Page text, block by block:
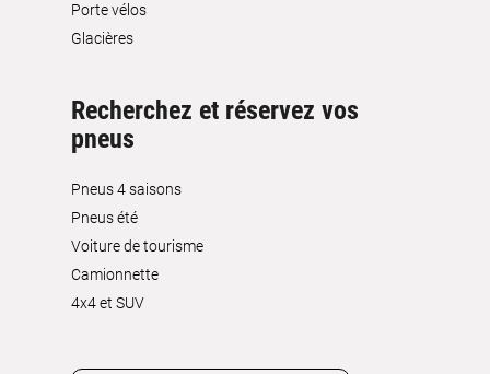
Porte vélos
Glacières
Recherchez et réservez vos
pneus
Pneus 4 saisons
Pneus été
Voiture de tourisme
Camionnette
4x4 et SUV